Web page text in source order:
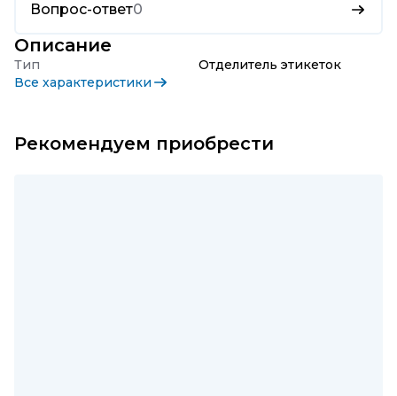
Вопрос-ответ0
Описание
Тип
Отделитель этикеток
Все характеристики
Рекомендуем приобрести